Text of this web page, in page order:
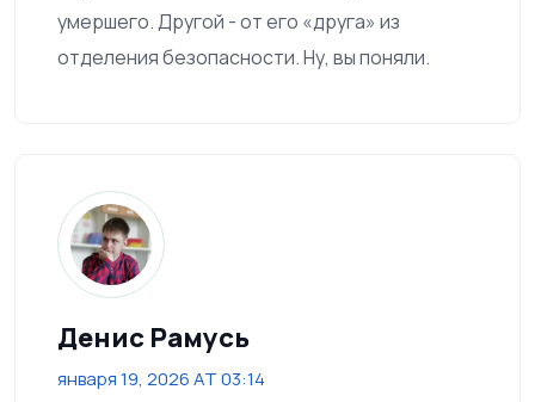
умершего. Другой - от его «друга» из
отделения безопасности. Ну, вы поняли.
Денис Рамусь
января 19, 2026 AT 03:14